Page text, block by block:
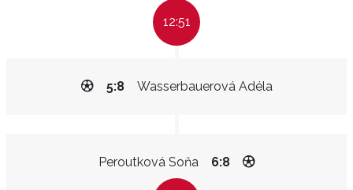
12:51
Wasserbauerová Adéla
5:8
Peroutková Soňa 6:8